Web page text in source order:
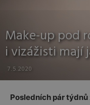
Make-up pod
i vizážisti mají
7.5.2020
Posledních pár